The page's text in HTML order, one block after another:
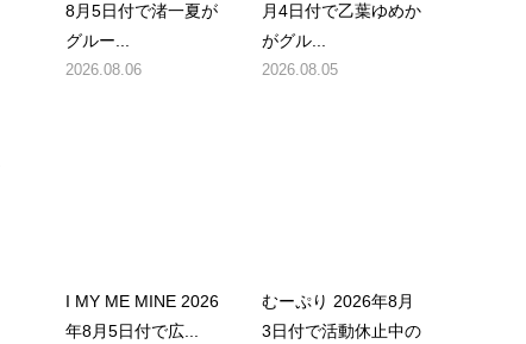
8月5日付で渚一夏が
グルー...
2026.08.06
月4日付で乙葉ゆめか
がグル...
2026.08.05
I MY ME MINE 2026
年8月5日付で広...
むーぷり 2026年8月
3日付で活動休止中の